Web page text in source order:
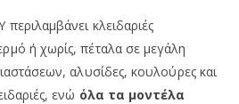
κλειδαριές
ή χωρίς, πέταλα σε μεγάλη
αλυσίδες, κουλούρες και
ενώ όλα τα μοντέλα